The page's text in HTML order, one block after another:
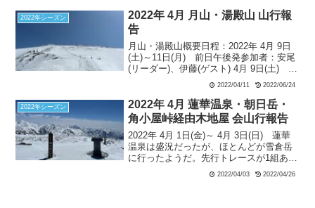
2612m13:2...
2022年シーズン
2022年 4月 月山・湯殿山 山行報
告
月山・湯殿山概要日程：2022年 4月 9日
(土)～11日(月) 前日午後発参加者：安尾
(リーダー)、伊藤(ゲスト) 4月 9日(土) 湯
殿山天候：快晴姥沢駐車場9:10…石跳川
1000m地点9:40…湯殿山東南尾根…湯殿
山山頂11:30～...
2022/04/11 2022/06/24
2022年シーズン
2022年 4月 蓮華温泉・朝日岳・
角小屋峠経由木地屋 会山行報告
2022年 4月 1日(金)～ 4月 3日(日) 蓮華
温泉は盛況だったが、ほとんどが雪倉岳
に行ったようだ。先行トレースが1組あっ
て、てっきり私はそのパーティも朝日岳
にいくものだと思って、トレースを辿っ
2022/04/03 2022/04/26